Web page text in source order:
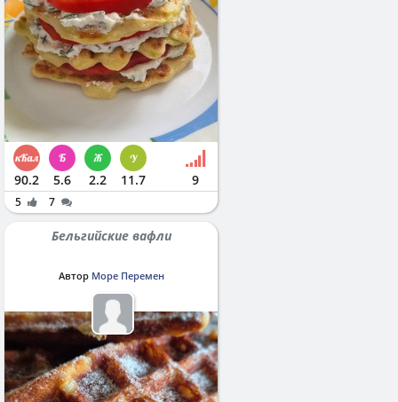
90.2 5.6 2.2 11.7 9
5 7
Бельгийские вафли
Автор Море Перемен